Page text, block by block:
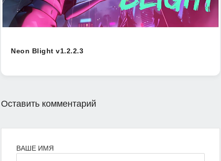
Neon Blight v1.2.2.3
Оставить комментарий
ВАШЕ ИМЯ